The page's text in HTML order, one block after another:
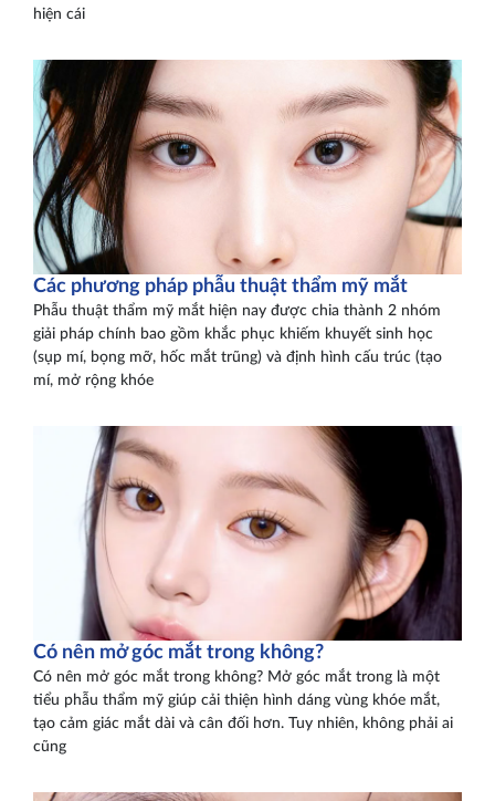
hiện cái
Các phương pháp phẫu thuật thẩm mỹ mắt
Phẫu thuật thẩm mỹ mắt hiện nay được chia thành 2 nhóm
giải pháp chính bao gồm khắc phục khiếm khuyết sinh học
(sụp mí, bọng mỡ, hốc mắt trũng) và định hình cấu trúc (tạo
mí, mở rộng khóe
Có nên mở góc mắt trong không?
Có nên mở góc mắt trong không? Mở góc mắt trong là một
tiểu phẫu thẩm mỹ giúp cải thiện hình dáng vùng khóe mắt,
tạo cảm giác mắt dài và cân đối hơn. Tuy nhiên, không phải ai
cũng